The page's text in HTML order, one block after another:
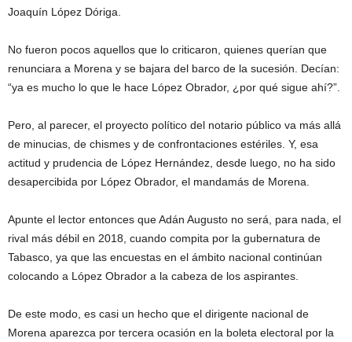
Joaquín López Dóriga.
No fueron pocos aquellos que lo criticaron, quienes querían que
renunciara a Morena y se bajara del barco de la sucesión. Decían:
“ya es mucho lo que le hace López Obrador, ¿por qué sigue ahí?”.
Pero, al parecer, el proyecto político del notario público va más allá
de minucias, de chismes y de confrontaciones estériles. Y, esa
actitud y prudencia de López Hernández, desde luego, no ha sido
desapercibida por López Obrador, el mandamás de Morena.
Apunte el lector entonces que Adán Augusto no será, para nada, el
rival más débil en 2018, cuando compita por la gubernatura de
Tabasco, ya que las encuestas en el ámbito nacional continúan
colocando a López Obrador a la cabeza de los aspirantes.
De este modo, es casi un hecho que el dirigente nacional de
Morena aparezca por tercera ocasión en la boleta electoral por la